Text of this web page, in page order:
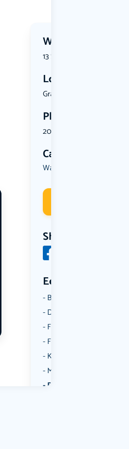
Wanneer?
13 September 2026 | 13:00
Locatie
Graaf van ...
Plekken
20 plekken beschikbaar
Categorie
Wandelen
Share
Een aantal
Borrelen
Dansen
Fietsen
Film
Kunst & Cultuur
Muziek
Bekijk alle categorieën